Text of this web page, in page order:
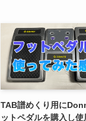
TAB譜めくり用に
ットペダルを購入し